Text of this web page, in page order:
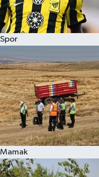
Spor
Mamak